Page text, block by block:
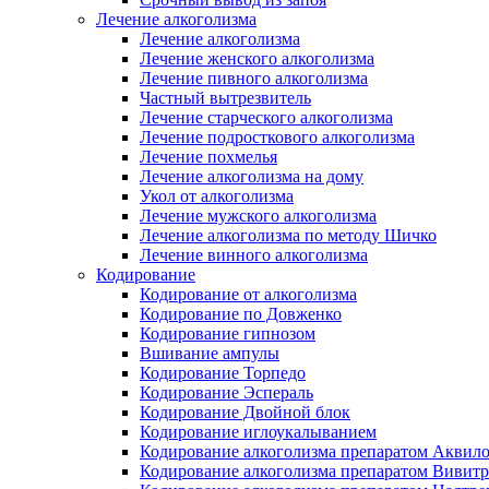
Лечение алкоголизма
Лечение алкоголизма
Лечение женского алкоголизма
Лечение пивного алкоголизма
Частный вытрезвитель
Лечение старческого алкоголизма
Лечение подросткового алкоголизма
Лечение похмелья
Лечение алкоголизма на дому
Укол от алкоголизма
Лечение мужского алкоголизма
Лечение алкоголизма по методу Шичко
Лечение винного алкоголизма
Кодирование
Кодирование от алкоголизма
Кодирование по Довженко
Кодирование гипнозом
Вшивание ампулы
Кодирование Торпедо
Кодирование Эспераль
Кодирование Двойной блок
Кодирование иглоукалыванием
Кодирование алкоголизма препаратом
Кодирование алкоголизма препаратом